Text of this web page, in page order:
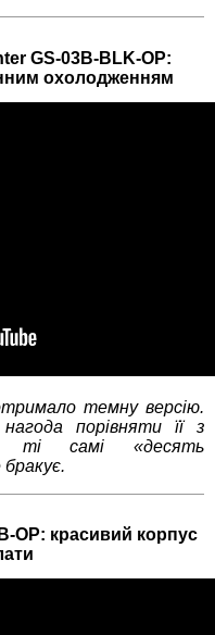
GS-03B-BLK-OP:
охолодженням
темну версію.
порівняти її з
ті самі «десять
бракує.
OP: красивий корпус